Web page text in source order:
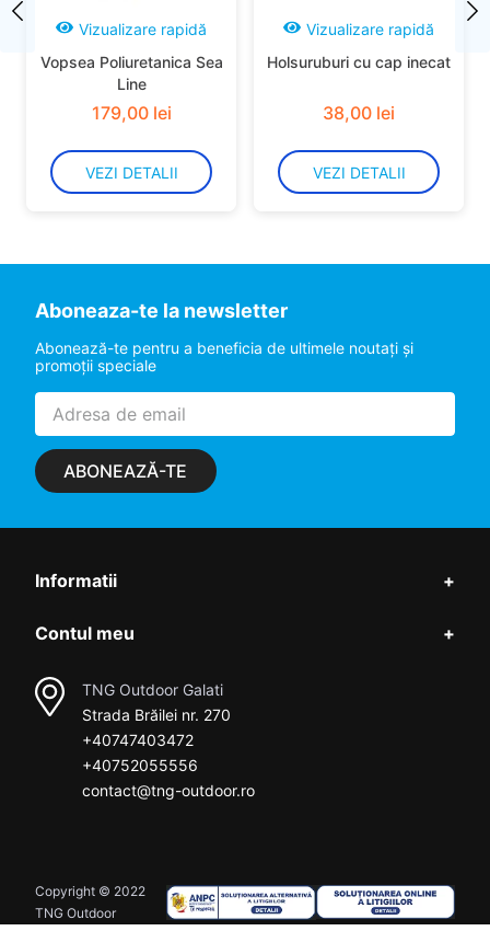
Vizualizare rapidă
Vopsea Poliuretanica Sea
Line
179,00 lei
VEZI DETALII
Vizualizare rapidă
Holsuruburi cu cap inecat
38,00 lei
VEZI DETALII
Aboneaza-te la newsletter
Abonează-te pentru a beneficia de ultimele noutaţi şi
promoţii speciale
ABONEAZĂ-TE
Informatii +
Contul meu +
TNG Outdoor Galati
Strada Brăilei nr. 270
+40747403472
+40752055556
contact@tng-outdoor.ro
Copyright © 2022
TNG Outdoor